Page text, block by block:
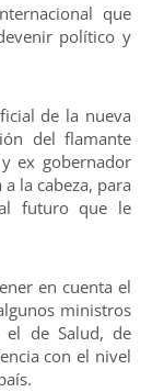
que
político y
de la nueva
del flamante
ex gobernador
la cabeza, para
al futuro que le
en cuenta el
ministros
el de Salud, de
con el nivel